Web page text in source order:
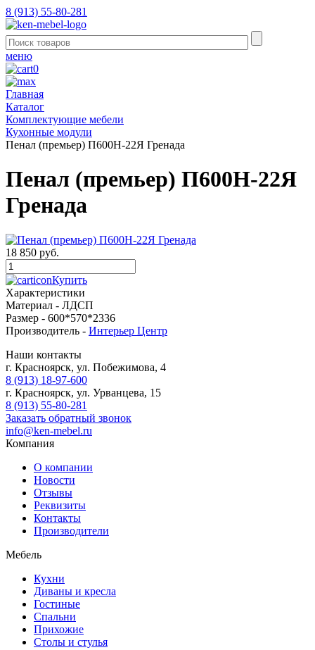
8 (913) 55-80-281
меню
0
Главная
Каталог
Комплектующие мебели
Кухонные модули
Пенал (премьер) П600Н-22Я Гренада
Пенал (премьер) П600Н-22Я
Гренада
18 850 руб.
Купить
Характеристики
Материал - ЛДСП
Размер - 600*570*2336
Производитель - Интерьер Центр
Наши контакты
г. Красноярск, ул. Побежимова, 4
8 (913) 18-97-600
г. Красноярск, ул. Урванцева, 15
8 (913) 55-80-281
Заказать обратный звонок
info@ken-mebel.ru
Компания
О компании
Новости
Отзывы
Реквизиты
Контакты
Производители
Мебель
Кухни
Диваны и кресла
Гостиные
Спальни
Прихожие
Столы и стулья